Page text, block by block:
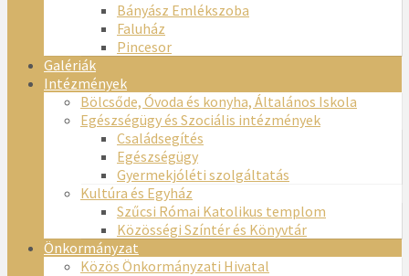
Bányász Emlékszoba
Faluház
Pincesor
Galériák
Intézmények
Bölcsőde, Óvoda és konyha, Általános Iskola
Egészségügy és Szociális intézmények
Családsegítés
Egészségügy
Gyermekjóléti szolgáltatás
Kultúra és Egyház
Szűcsi Római Katolikus templom
Közösségi Színtér és Könyvtár
Önkormányzat
Közös Önkormányzati Hivatal